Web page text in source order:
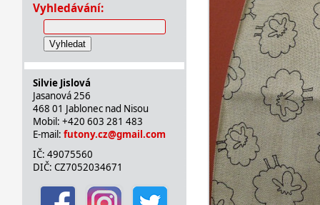
Vyhledávání:
Vyhledat
Silvie Jislová
Jasanová 256
468 01 Jablonec nad Nisou
Mobil: +420 603 281 483
E-mail: futony.cz@gmail.com
IČ: 49075560
DIČ: CZ7052034671